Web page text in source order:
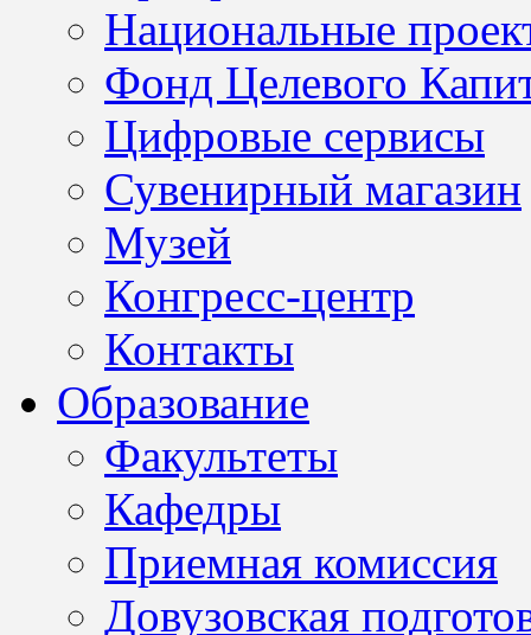
Национальные
Фонд Целевого
Цифровые сервисы
Сувенирный магазин
Музей
Конгресс-центр
Контакты
Образование
Факультеты
Кафедры
Приемная комиссия
Довузовская